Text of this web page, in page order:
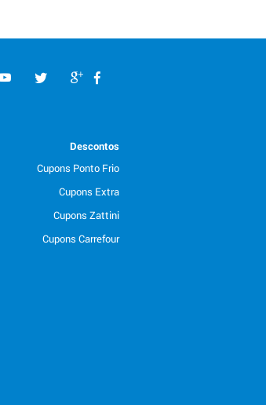
Descontos
Cupons Ponto Frio
Cupons Extra
Cupons Zattini
Cupons Carrefour